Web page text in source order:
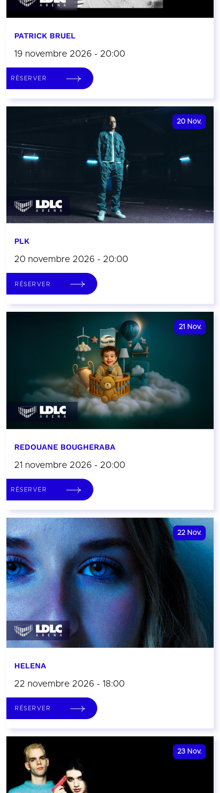
PATRICK BRUEL
19 novembre 2026 - 20:00
RÉSERVER
20 Nov.
PLK
20 novembre 2026 - 20:00
RÉSERVER
21 Nov.
REDOUANE BOUGHERABA
21 novembre 2026 - 20:00
RÉSERVER
22 Nov.
HELENA
22 novembre 2026 - 18:00
RÉSERVER
23 Nov.